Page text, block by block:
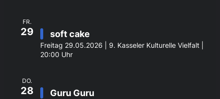
FR.
29 soft cake
Freitag 29.05.2026 | 9. Kasseler Kulturelle Vielfalt |
20:00 Uhr
DO.
28 Guru Guru